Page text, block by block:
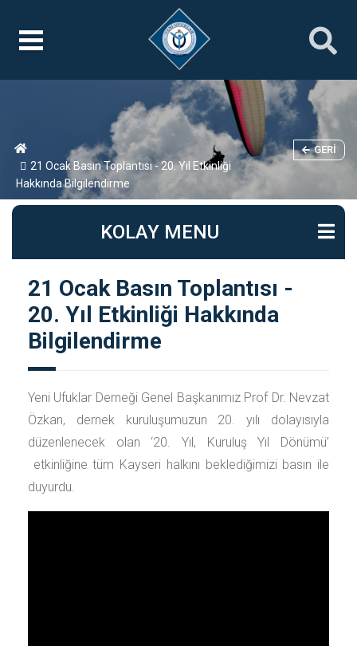
21 Ocak Basın Toplantısı - 20. Yıl Etkinliği
Hakkında Bilgilendirme
GERI
KOLAY MENU
21 Ocak Basın Toplantısı -
20. Yıl Etkinliği Hakkında
Bilgilendirme
Yeni Ufuklar Derneği Genel Başkanımız Prof Dr. Nevzat
Özkan, dernek kuruluşumuzun 20. yılı dolayısıyla
düzenlenecek olan ‘20. Yıl, Kuruluş Yıl Dönümü’
etkinliğine tüm Kayseri halkını beklediğimizi basın ile
duyurdu.